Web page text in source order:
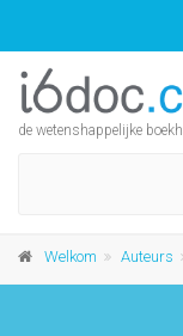
de wetenshappelijke
Welkom Auteurs